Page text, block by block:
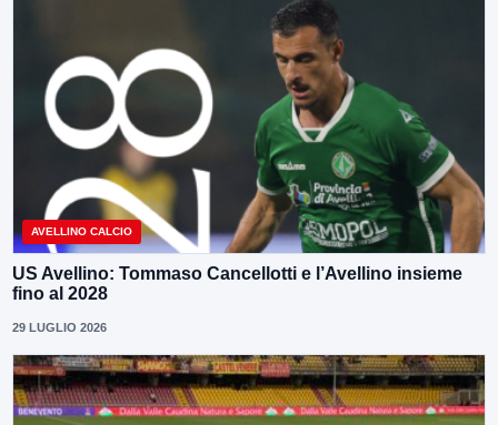
AVELLINO CALCIO
US Avellino: Tommaso Cancellotti e l’Avellino insieme
fino al 2028
29 LUGLIO 2026